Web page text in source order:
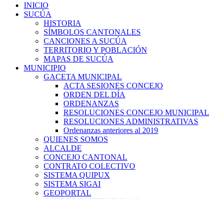
INICIO
SUCÚA
HISTORIA
SÍMBOLOS CANTONALES
CANCIONES A SUCÚA
TERRITORIO Y POBLACIÓN
MAPAS DE SUCÚA
MUNICIPIO
GACETA MUNICIPAL
ACTA SESIONES CONCEJO
ORDEN DEL DÍA
ORDENANZAS
RESOLUCIONES CONCEJO MUNICIPAL
RESOLUCIONES ADMINISTRATIVAS
Ordenanzas anteriores al 2019
QUIENES SOMOS
ALCALDE
CONCEJO CANTONAL
CONTRATO COLECTIVO
SISTEMA QUIPUX
SISTEMA SIGAI
GEOPORTAL